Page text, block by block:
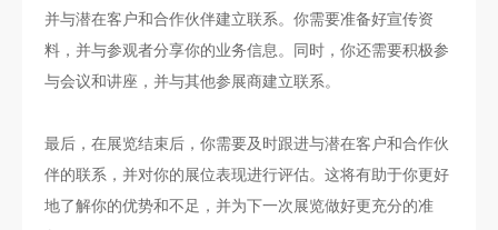
并与潜在客户和合作伙伴建立联系。你需要准备好宣传资
料，并与参观者分享你的业务信息。同时，你还需要积极参
与会议和讲座，并与其他参展商建立联系。
最后，在展览结束后，你需要及时跟进与潜在客户和合作伙
伴的联系，并对你的展位表现进行评估。这将有助于你更好
地了解你的优势和不足，并为下一次展览做好更充分的准